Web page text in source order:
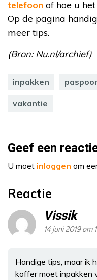
telefoon of hoe u
Op de pagina
meer tips.
(Bron: Nu.nl/archief)
inpakken
vakantie
Geef een
U moet inloggen om
Reactie
Vissik
14 juni 2019 om
Handige tips, maar ik
koffer moet inpakken